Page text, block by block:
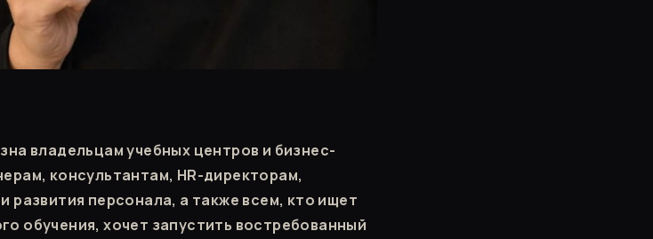
владельцам учебных центров и бизнес-
консультантам, HR-директорам,
развития персонала, а также всем, кто ищет
обучения, хочет запустить востребованный